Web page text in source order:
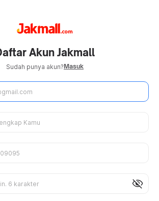
Akun Jakmall
Sudah punya akun?Masuk
visibility_off